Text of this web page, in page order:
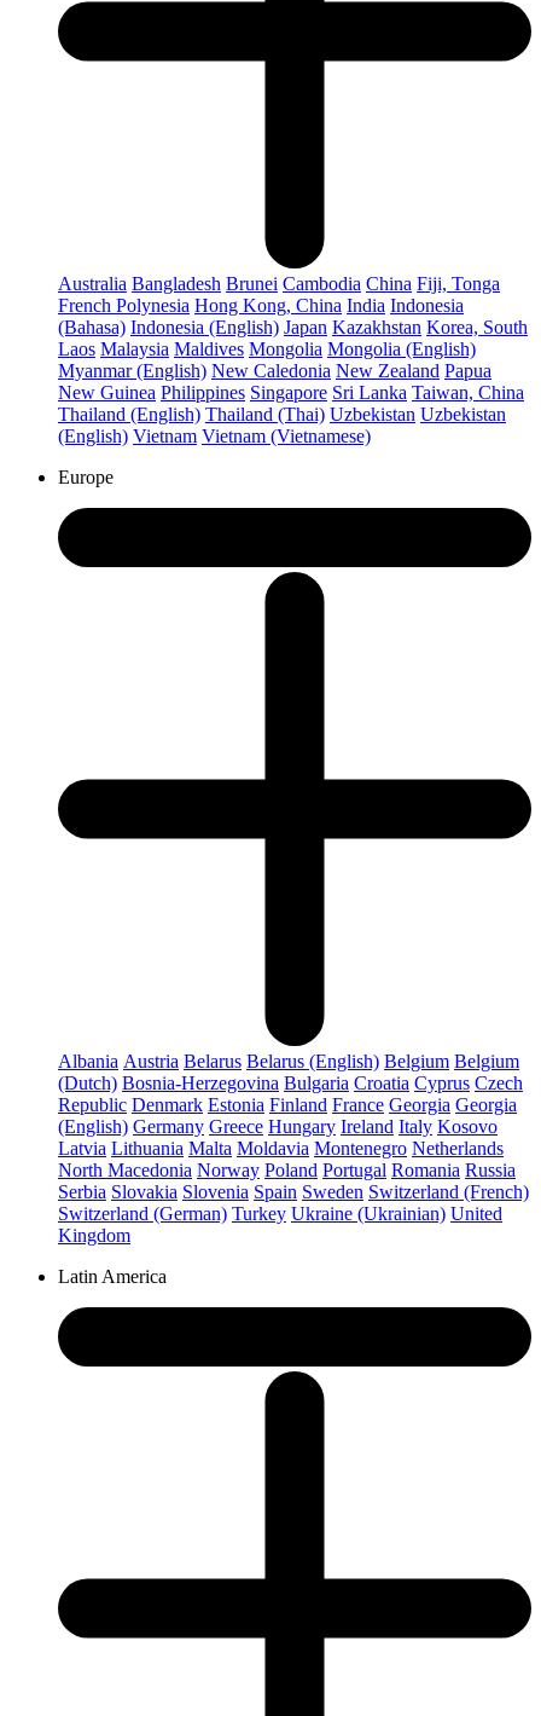
Australia Bangladesh Brunei Cambodia China Fiji, Tonga
French Polynesia Hong Kong, China India Indonesia
(Bahasa) Indonesia (English) Japan Kazakhstan Korea, South
Laos Malaysia Maldives Mongolia Mongolia (English)
Myanmar (English) New Caledonia New Zealand Papua
New Guinea Philippines Singapore Sri Lanka Taiwan, China
Thailand (English) Thailand (Thai) Uzbekistan Uzbekistan
(English) Vietnam Vietnam (Vietnamese)
Europe
Albania Austria Belarus Belarus (English) Belgium Belgium
(Dutch) Bosnia-Herzegovina Bulgaria Croatia Cyprus Czech
Republic Denmark Estonia Finland France Georgia Georgia
(English) Germany Greece Hungary Ireland Italy Kosovo
Latvia Lithuania Malta Moldavia Montenegro Netherlands
North Macedonia Norway Poland Portugal Romania Russia
Serbia Slovakia Slovenia Spain Sweden Switzerland (French)
Switzerland (German) Turkey Ukraine (Ukrainian) United
Kingdom
Latin America